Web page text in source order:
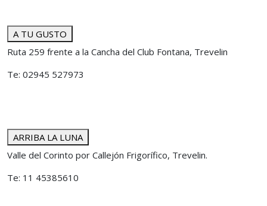
A TU GUSTO
Ruta 259 frente a la Cancha del Club Fontana, Trevelin
Te: 02945 527973
ARRIBA LA LUNA
Valle del Corinto por Callejón Frigorífico, Trevelin.
Te: 11 45385610